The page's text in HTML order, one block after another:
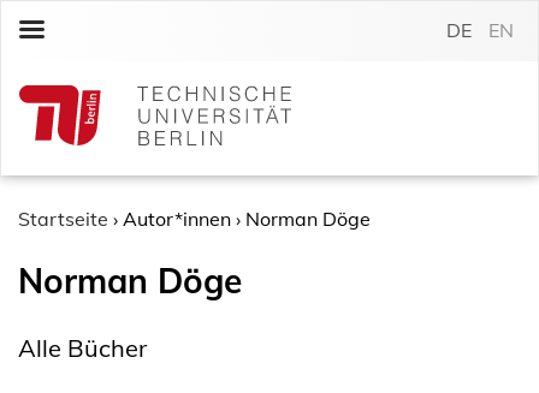
c
DE EN
Startseite › Autor*innen › Norman Döge
Norman Döge
Alle Bücher